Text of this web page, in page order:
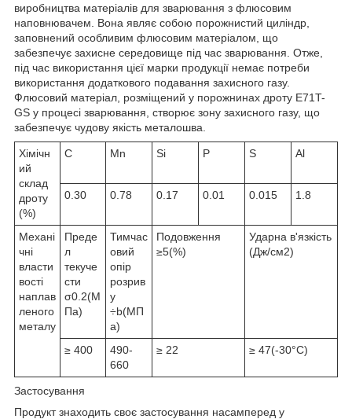
виробництва матеріалів для зварювання з флюсовим
наповнювачем. Вона являє собою порожнистий циліндр,
заповнений особливим флюсовим матеріалом, що
забезпечує захисне середовище під час зварювання. Отже,
під час використання цієї марки продукції немає потреби
використання додаткового подавання захисного газу.
Флюсовий матеріал, розміщений у порожнинах дроту E71T-
GS у процесі зварювання, створює зону захисного газу, що
забезпечує чудову якість металошва.
Хімічн
ий
склад
дроту
(%)
C Mn Si P S Al
0.30 0.78 0.17 0.01 0.015 1.8
Механі
чні
власти
вості
наплав
леного
металу
Преде
л
текуче
сти
σ0.2(M
Па)
Тимчас
овий
опір
розрив
у
÷b(MП
а)
Подовження
≥5(%)
Ударна в'язкість
(Дж/см2)
≥ 400
490-
660
≥ 22 ≥ 47(-30°C)
Застосування
Продукт знаходить своє застосування насамперед у